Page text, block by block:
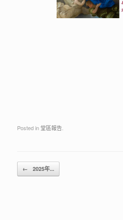
Posted in堂區報告.
Post navigation
← 2025年...